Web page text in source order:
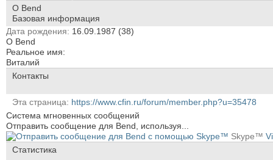
О Bend
Базовая информация
Дата рождения
16.09.1987 (38)
О Bend
Реальное имя:
Виталий
Контакты
Эта страница
https://www.cfin.ru/forum/member.php?u=35478
Система мгновенных сообщений
Отправить сообщение для Bend, используя...
Skype™
Статистика